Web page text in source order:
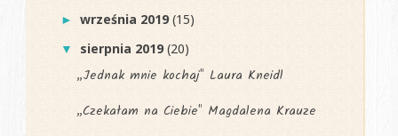
►września 2019(15)
▼ sierpnia 2019(20)
„Jednak mnie kochaj" Laura Kneidl
„Czekałam na Ciebie" Magdalena Krauze